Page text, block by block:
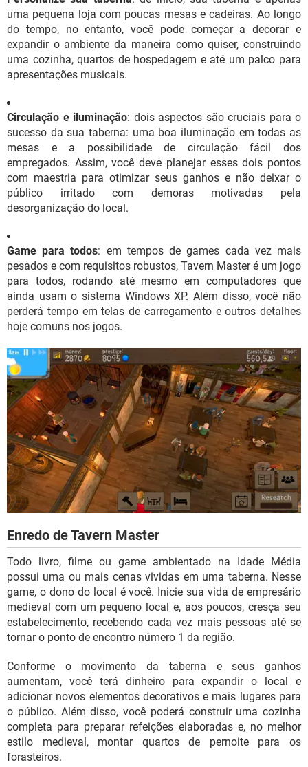
uma pequena loja com poucas mesas e cadeiras. Ao longo
do tempo, no entanto, você pode começar a decorar e
expandir o ambiente da maneira como quiser, construindo
uma cozinha, quartos de hospedagem e até um palco para
apresentações musicais.
Circulação e iluminação: dois aspectos são cruciais para o
sucesso da sua taberna: uma boa iluminação em todas as
mesas e a possibilidade de circulação fácil dos
empregados. Assim, você deve planejar esses dois pontos
com maestria para otimizar seus ganhos e não deixar o
público irritado com demoras motivadas pela
desorganização do local.
Game para todos: em tempos de games cada vez mais
pesados e com requisitos robustos, Tavern Master é um jogo
para todos, rodando até mesmo em computadores que
ainda usam o sistema Windows XP. Além disso, você não
perderá tempo em telas de carregamento e outros detalhes
hoje comuns nos jogos.
Enredo de Tavern Master
Todo livro, filme ou game ambientado na Idade Média
possui uma ou mais cenas vividas em uma taberna. Nesse
game, o dono do local é você. Inicie sua vida de empresário
medieval com um pequeno local e, aos poucos, cresça seu
estabelecimento, recebendo cada vez mais pessoas até se
tornar o ponto de encontro número 1 da região.
Conforme o movimento da taberna e seus ganhos
aumentam, você terá dinheiro para expandir o local e
adicionar novos elementos decorativos e mais lugares para
o público. Além disso, você poderá construir uma cozinha
completa para preparar refeições elaboradas e, no melhor
estilo medieval, montar quartos de pernoite para os
forasteiros.